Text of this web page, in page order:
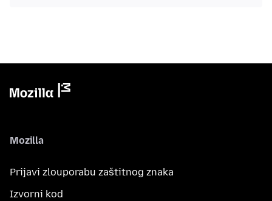
Mozilla
Prijavi zlouporabu zaštitnog znaka
Izvorni kod